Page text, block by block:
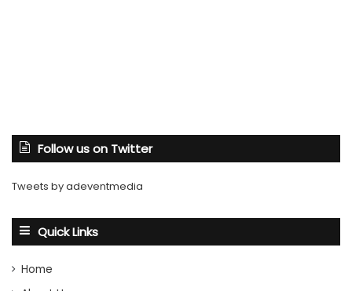
Follow us on Twitter
Tweets by adeventmedia
Quick Links
Home